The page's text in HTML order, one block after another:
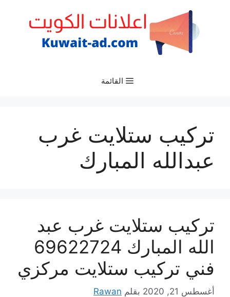
القائمة
تركيب ستلايت غرب
عبدالله المبارك
تركيب ستلايت غرب عبد
الله المبارك 69622724
فني تركيب ستلايت مركزي
أغسطس 21, 2020 بقلم Rawan